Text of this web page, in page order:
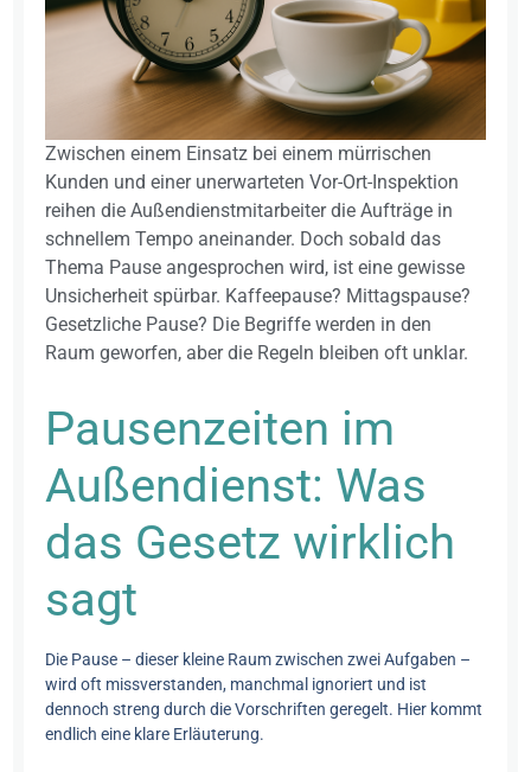
Zwischen einem Einsatz bei einem mürrischen
Kunden und einer unerwarteten Vor-Ort-Inspektion
reihen die Außendienstmitarbeiter die Aufträge in
schnellem Tempo aneinander. Doch sobald das
Thema Pause angesprochen wird, ist eine gewisse
Unsicherheit spürbar. Kaffeepause? Mittagspause?
Gesetzliche Pause? Die Begriffe werden in den
Raum geworfen, aber die Regeln bleiben oft unklar.
Pausenzeiten im
Außendienst: Was
das Gesetz wirklich
sagt
Die Pause – dieser kleine Raum zwischen zwei Aufgaben –
wird oft missverstanden, manchmal ignoriert und ist
dennoch streng durch die Vorschriften geregelt. Hier kommt
endlich eine klare Erläuterung.